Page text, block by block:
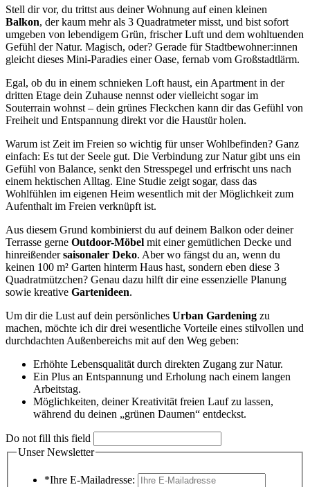
Stell dir vor, du trittst aus deiner Wohnung auf einen kleinen
Balkon, der kaum mehr als 3 Quadratmeter misst, und bist sofort
umgeben von lebendigem Grün, frischer Luft und dem wohltuenden
Gefühl der Natur. Magisch, oder? Gerade für Stadtbewohner:innen
gleicht dieses Mini-Paradies einer Oase, fernab vom Großstadtlärm.
Egal, ob du in einem schnieken Loft haust, ein Apartment in der
dritten Etage dein Zuhause nennst oder vielleicht sogar im
Souterrain wohnst – dein grünes Fleckchen kann dir das Gefühl von
Freiheit und Entspannung direkt vor die Haustür holen.
Warum ist Zeit im Freien so wichtig für unser Wohlbefinden? Ganz
einfach: Es tut der Seele gut. Die Verbindung zur Natur gibt uns ein
Gefühl von Balance, senkt den Stresspegel und erfrischt uns nach
einem hektischen Alltag. Eine Studie zeigt sogar, dass das
Wohlfühlen im eigenen Heim wesentlich mit der Möglichkeit zum
Aufenthalt im Freien verknüpft ist.
Aus diesem Grund kombinierst du auf deinem Balkon oder deiner
Terrasse gerne Outdoor-Möbel mit einer gemütlichen Decke und
hinreißendersaisonaler Deko. Aber wo fängst du an, wenn du
keinen 100 m² Garten hinterm Haus hast, sondern eben diese 3
Quadratmützchen? Genau dazu hilft dir eine essenzielle Planung
sowie kreative Gartenideen.
Um dir die Lust auf dein persönliches Urban Gardening zu
machen, möchte ich dir drei wesentliche Vorteile eines stilvollen und
durchdachten Außenbereichs mit auf den Weg geben:
Erhöhte Lebensqualität durch direkten Zugang zur Natur.
Ein Plus an Entspannung und Erholung nach einem langen
Arbeitstag.
Möglichkeiten, deiner Kreativität freien Lauf zu lassen,
während du deinen „grünen Daumen“ entdeckst.
Do not fill this field
Unser Newsletter
*Ihre E-Mailadresse: